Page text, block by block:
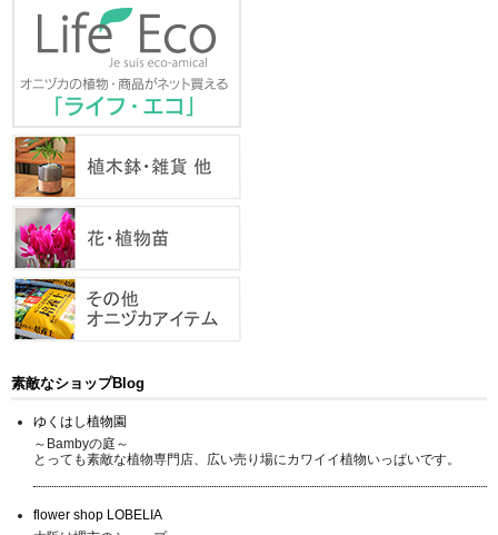
素敵なショップBlog
ゆくはし植物園
～Bambyの庭～
とっても素敵な植物専門店、広い売り場にカワイイ植物いっぱいです。
flower shop LOBELIA